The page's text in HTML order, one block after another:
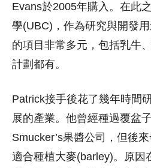
Evans於2005年購入。在此
學(UBC)，作為研究與開發
的項目非常多元，包括乳牛
計劃都有。
Patrick接手後花了幾年時間
展的產業。他曾經種過覆盆
Smucker’s果醬公司，但後
適合種植大麥(barley)。 原因